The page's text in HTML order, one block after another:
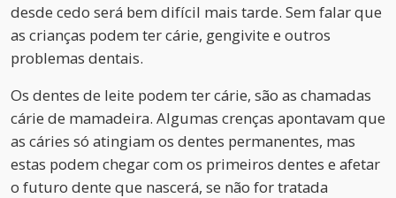
desde cedo será bem difícil mais tarde. Sem falar que
as crianças podem ter cárie, gengivite e outros
problemas dentais.
Os dentes de leite podem ter cárie, são as chamadas
cárie de mamadeira. Algumas crenças apontavam que
as cáries só atingiam os dentes permanentes, mas
estas podem chegar com os primeiros dentes e afetar
o futuro dente que nascerá, se não for tratada